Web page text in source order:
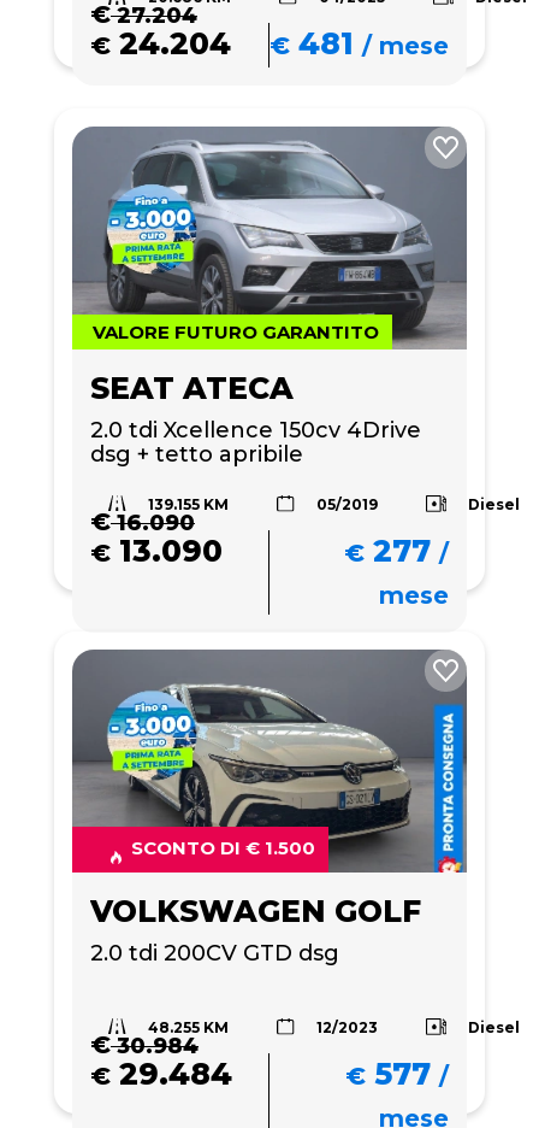
€27.204
€ 24.204 € 481 /mese
VALORE FUTURO GARANTITO
SEAT ATECA
2.0 tdi Xcellence 150cv 4Drive
dsg + tetto apribile
139.155 KM 05/2019 Diesel
€16.090
€ 13.090 € 277 /
mese
SCONTO DI € 1.500
VOLKSWAGEN GOLF
2.0 tdi 200CV GTD dsg
48.255 KM 12/2023 Diesel
€30.984
€ 29.484 € 577 /
mese